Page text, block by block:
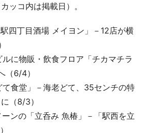
ッコ内は掲載日）。
四丁目酒場 メイヨン」－12店が横
に物販・飲食フロア「チカマチラ
（6/4）
食堂」－海老どて、35センチの特
（8/3）
ンの「立呑み 魚椿」－「駅西を立